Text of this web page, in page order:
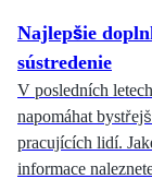
Najlepšie
sústredenie
V posledních
napomáhat
pracujících lidí.
informace